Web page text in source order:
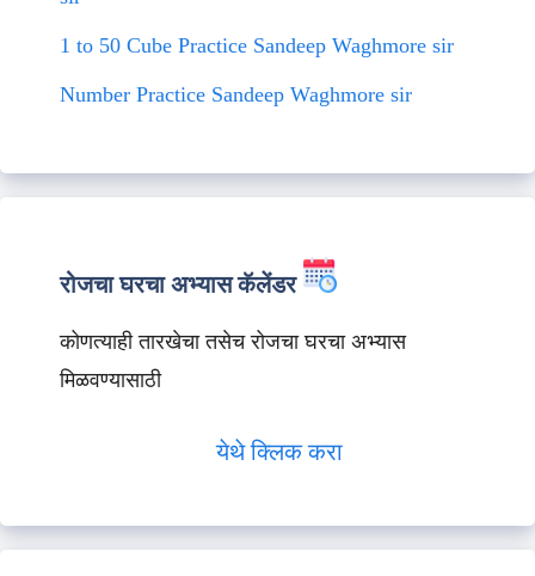
1 to 50 Cube Practice Sandeep Waghmore sir
Number Practice Sandeep Waghmore sir
रोजचा घरचा अभ्यास कॅलेंडर
कोणत्याही तारखेचा तसेच रोजचा घरचा अभ्यास
मिळवण्यासाठी
येथे क्लिक करा